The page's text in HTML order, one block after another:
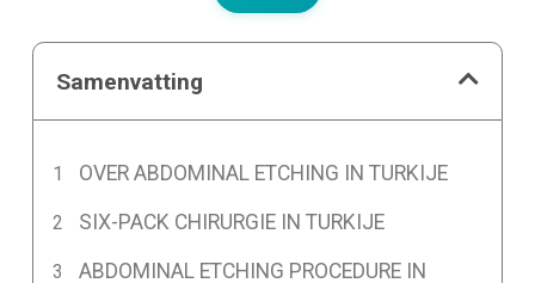
Samenvatting
OVER ABDOMINAL ETCHING IN TURKIJE
SIX-PACK CHIRURGIE IN TURKIJE
ABDOMINAL ETCHING PROCEDURE IN